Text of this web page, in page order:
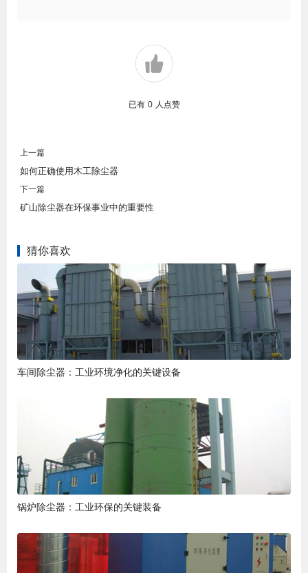
已有 0 人点赞
上一篇
如何正确使用木工除尘器
下一篇
矿山除尘器在环保事业中的重要性
猜你喜欢
车间除尘器：工业环境净化的关键设备
锅炉除尘器：工业环保的关键装备